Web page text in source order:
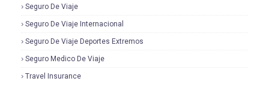
Seguro De Viaje
Seguro De Viaje Internacional
Seguro De Viaje Deportes Extremos
Seguro Medico De Viaje
Travel Insurance